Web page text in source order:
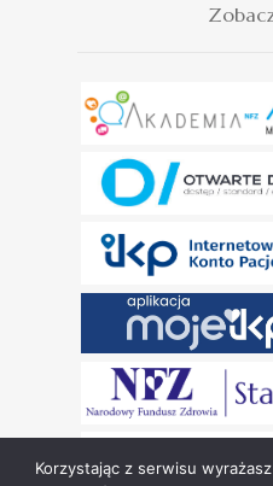
Korzystając z serwisu